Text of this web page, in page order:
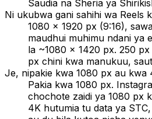
Saudia na Sheria ya
Ni ukubwa gani sahihi wa Reels
1080 × 1920 px (9:16),
maudhui muhimu ndani ya
la ~1080 × 1420 px. 250
px chini kwa manukuu,
Je, nipakie kwa 1080 px au kwa
Pakia kwa 1080 px.
chochote zaidi ya 1080 px
4K hutumia tu data ya